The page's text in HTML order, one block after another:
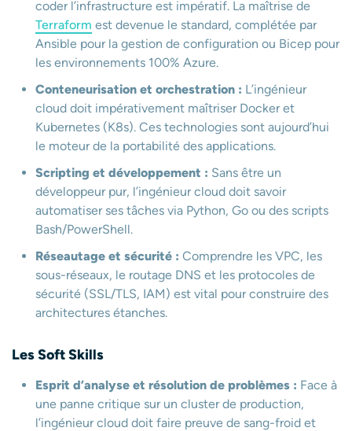
coder l’infrastructure est impératif. La maîtrise de
Terraform est devenue le standard, complétée par
Ansible pour la gestion de configuration ou Bicep pour
les environnements 100% Azure.
Conteneurisation et orchestration : L’ingénieur
cloud doit impérativement maîtriser Docker et
Kubernetes (K8s). Ces technologies sont aujourd’hui
le moteur de la portabilité des applications.
Scripting et développement : Sans être un
développeur pur, l’ingénieur cloud doit savoir
automatiser ses tâches via Python, Go ou des scripts
Bash/PowerShell.
Réseautage et sécurité : Comprendre les VPC, les
sous-réseaux, le routage DNS et les protocoles de
sécurité (SSL/TLS, IAM) est vital pour construire des
architectures étanches.
Les Soft Skills
Esprit d’analyse et résolution de problèmes : Face à
une panne critique sur un cluster de production,
l’ingénieur cloud doit faire preuve de sang-froid et